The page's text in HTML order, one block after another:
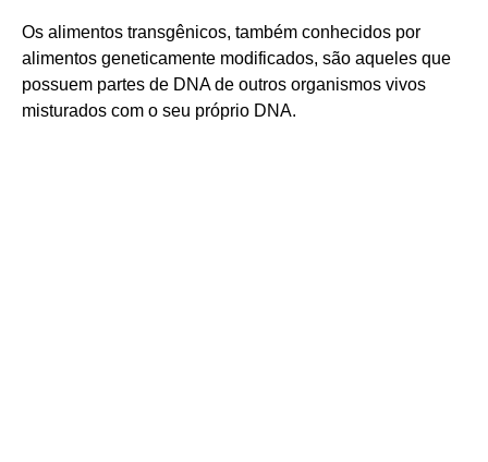
Os alimentos transgênicos, também conhecidos por
alimentos geneticamente modificados, são aqueles que
possuem partes de DNA de outros organismos vivos
misturados com o seu próprio DNA.